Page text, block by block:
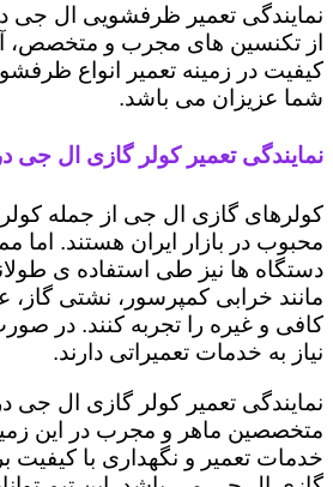
نمایندگی تعمیر ظرفشویی ال جی
از تکنسین های مجرب و متخصص،
کیفیت در زمینه تعمیر انواع
شما عزیزان می باشد.
نمایندگی تعمیر کولر گازی ال جی
کولرهای گازی ال جی از جمله
محبوب در بازار ایران هستند. اما
دستگاه ها نیز طی استفاده ی
مانند خرابی کمپرسور، نشتی
کافی و غیره را تجربه کنند. در
نیاز به خدمات تعمیراتی دارند.
نمایندگی تعمیر کولر گازی ال جی
متخصصین ماهر و مجرب در این
خدمات تعمیر و نگهداری با کیفیت